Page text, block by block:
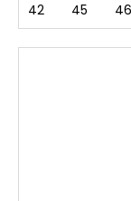
42 45 46